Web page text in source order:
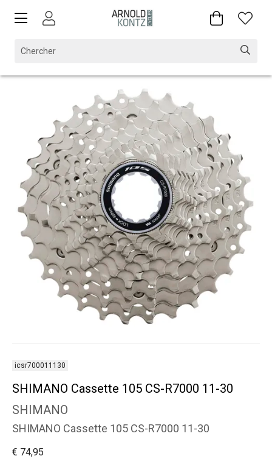
icsr700011130
SHIMANO Cassette 105 CS-R7000 11-30
SHIMANO
SHIMANO Cassette 105 CS-R7000 11-30
€ 74,95